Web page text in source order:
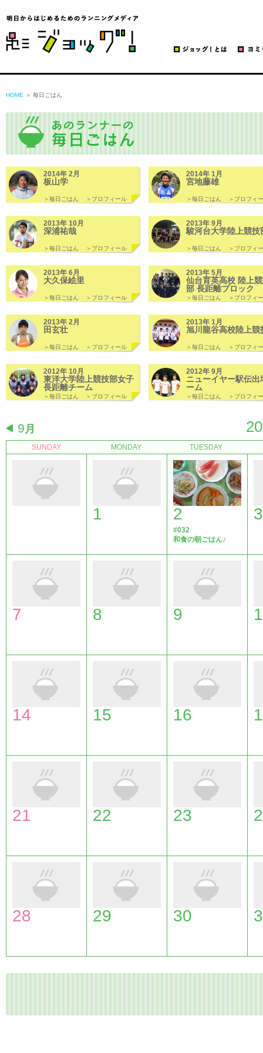
HOME ＞ 毎日ごはん
2014年 2月
板山学
＞毎日ごはん ＞プロフィール
2014年 1月
宮地藤雄
＞毎日ごはん ＞プロフィ
2013年 10月
深浦祐哉
＞毎日ごはん ＞プロフィール
2013年 9月
駿河台大学陸上競技
＞毎日ごはん ＞プロフィ
2013年 6月
大久保絵里
＞毎日ごはん ＞プロフィール
2013年 5月
仙台育英高校 陸上
部 長距離ブロック
＞毎日ごはん ＞プロフィ
2013年 2月
田玄壮
＞毎日ごはん ＞プロフィール
2013年 1月
旭川龍谷高校陸上競
＞毎日ごはん ＞プロフィ
2012年 10月
東洋大学陸上競技部女子
長距離チーム
＞毎日ごはん ＞プロフィール
2012年 9月
ニューイヤー駅伝出
ーム
＞毎日ごはん ＞プロフィ
9月
SUNDAY MONDAY TUESDAY
1 2
#032
和食の朝ごはん♪
3
7 8 9
14 15 16
21 22 23
28 29 30